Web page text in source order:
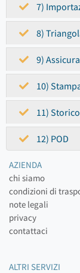
7)
8)
9)
10)
11)
12) POD
AZIENDA
chi siamo
condizioni di
note legali
privacy
contattaci
ALTRI SERVIZI